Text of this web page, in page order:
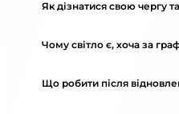
Як дізнатися свою чергу
Чому світло є, хоча за
Що робити після